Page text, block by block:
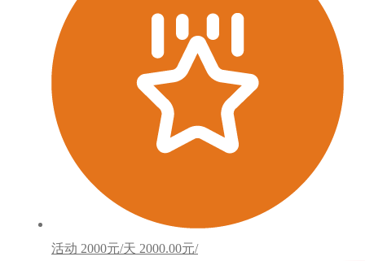
活动 2000元/天 2000.00元/